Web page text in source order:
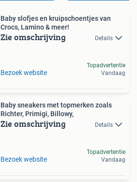
Baby slofjes en kruipschoentjes van
Crocs, Lamino & meer!
Zie omschrijving Details
Bezoek website
Topadvertentie
Vandaag
Baby sneakers met topmerken zoals
Richter, Primigi, Billowy,
Zie omschrijving Details
Bezoek website
Topadvertentie
Vandaag